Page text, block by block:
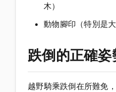
木）
動物腳印（特別是大
跌倒的正確姿
越野騎乘跌倒在所難免